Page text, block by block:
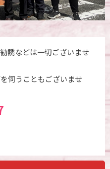
誘などは一切ございませ
伺うこともございませ